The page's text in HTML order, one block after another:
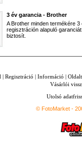
3 év garancia - Brother
A Brother minden termékére 3
regisztráción alapuló garanciát
biztosít.
| Regisztráció | Információ |
Vásárlói
Utolsó
© FotoMarket -